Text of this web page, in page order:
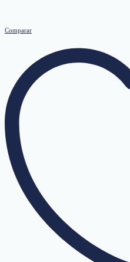
Comparar